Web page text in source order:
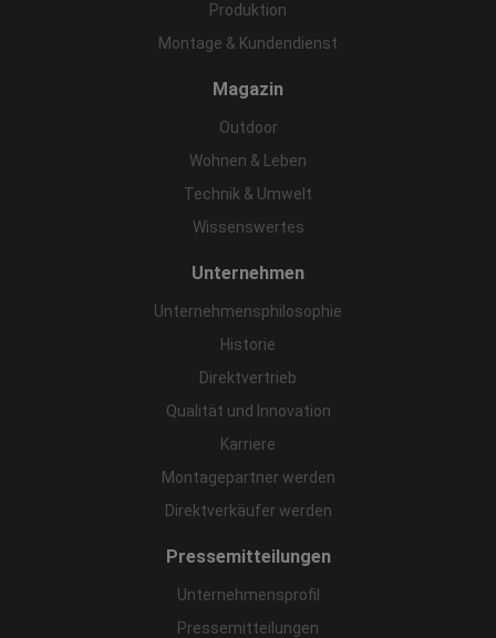
Produktion
Montage & Kundendienst
Magazin
Outdoor
Wohnen & Leben
Technik & Umwelt
Wissenswertes
Unternehmen
Unternehmensphilosophie
Historie
Direktvertrieb
Qualität und Innovation
Karriere
Montagepartner werden
Direktverkäufer werden
Pressemitteilungen
Unternehmensprofil
Pressemitteilungen